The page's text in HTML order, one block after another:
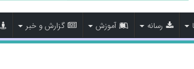
رسانه آموزش گزارش و خبر